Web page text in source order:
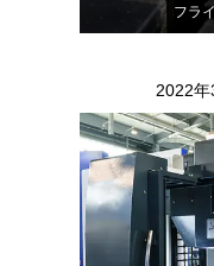
フラ
2022年